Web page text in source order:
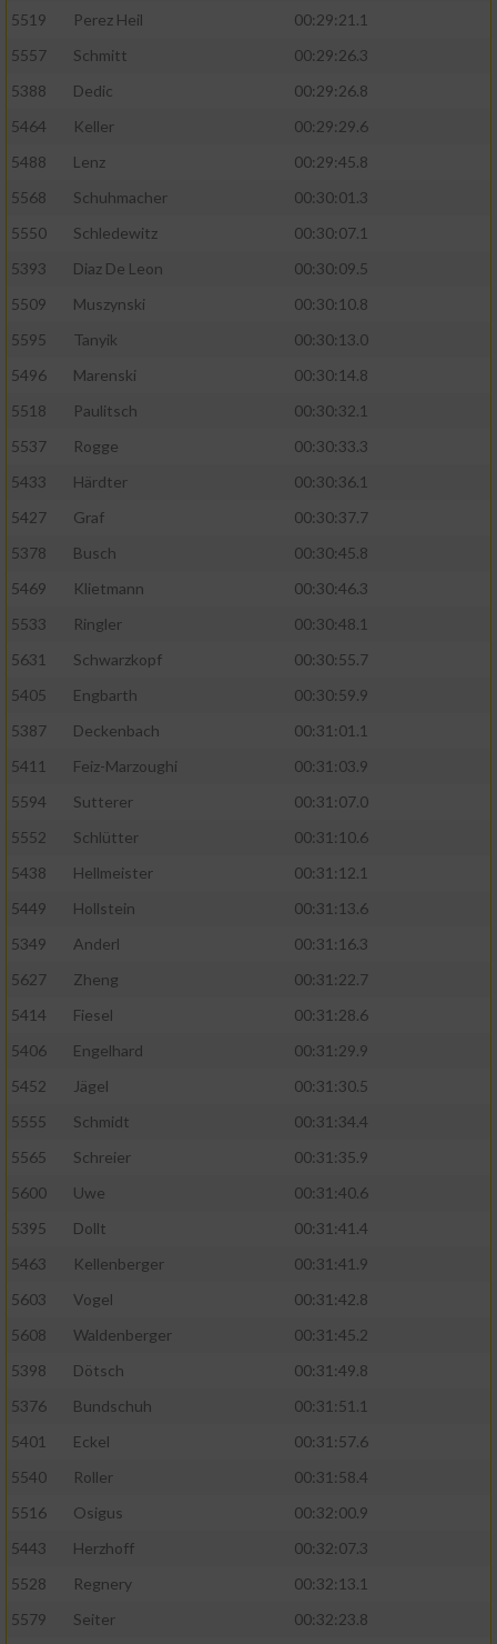
5519 Perez Heil
00:29:21.1
5557
Schmitt
00:29:26.3
5388
Dedic
00:29:26.8
5464
Keller
00:29:29.6
5488
Lenz
00:29:45.8
5568
Schuhmacher
00:30:01.3
5550
Schledewitz
00:30:07.1
5393
Diaz De Leon
00:30:09.5
5509
Muszynski
00:30:10.8
5595
Tanyik
00:30:13.0
5496
Marenski
00:30:14.8
5518
Paulitsch
00:30:32.1
5537
Rogge
00:30:33.3
5433
Härdter
00:30:36.1
5427
Graf
00:30:37.7
5378
Busch
00:30:45.8
5469
Klietmann
00:30:46.3
5533
Ringler
00:30:48.1
5631
Schwarzkopf
00:30:55.7
5405
Engbarth
00:30:59.9
5387
Deckenbach
00:31:01.1
5411
Feiz-Marzoughi
00:31:03.9
5594
Sutterer
00:31:07.0
5552
Schlütter
00:31:10.6
5438
Hellmeister
00:31:12.1
5449
Hollstein
00:31:13.6
5349
Anderl
00:31:16.3
5627
Zheng
00:31:22.7
5414
Fiesel
00:31:28.6
5406
Engelhard
00:31:29.9
5452
Jägel
00:31:30.5
5555
Schmidt
00:31:34.4
5565
Schreier
00:31:35.9
5600
Uwe
00:31:40.6
5395
Dollt
00:31:41.4
5463
Kellenberger
00:31:41.9
5603
Vogel
00:31:42.8
5608
Waldenberger
00:31:45.2
5398
Dötsch
00:31:49.8
5376
Bundschuh
00:31:51.1
5401
Eckel
00:31:57.6
5540
Roller
00:31:58.4
5516
Osigus
00:32:00.9
5443
Herzhoff
00:32:07.3
5528
Regnery
00:32:13.1
5579
Seiter
00:32:23.8